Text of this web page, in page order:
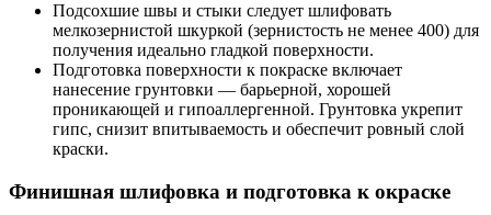
Подсохшие швы и стыки следует шлифовать
мелкозернистой шкуркой (зернистость не менее 400) для
получения идеально гладкой поверхности.
Подготовка поверхности к покраске включает
нанесение грунтовки — барьерной, хорошей
проникающей и гипоаллергенной. Грунтовка укрепит
гипс, снизит впитываемость и обеспечит ровный слой
краски.
Финишная шлифовка и подготовка к окраске